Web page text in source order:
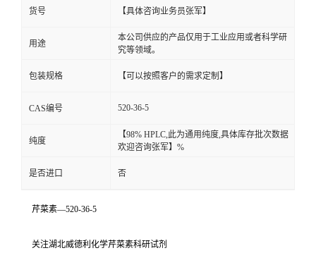
货号 【具体咨询业务员张军】
用途
本公司供应的产品仅用于工业应用或者科学研
究等领域。
包装规格 【可以按照客户的需求定制】
CAS编号 520-36-5
纯度
【98% HPLC,此为通用纯度,具体库存批次数据
欢迎咨询张军】%
是否进口 否
芹菜素—520-36-5
关注湖北威德利化学芹菜素科研试剂